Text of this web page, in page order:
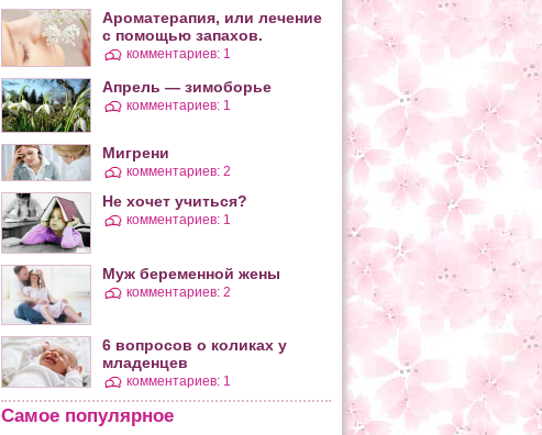
Ароматерапия, или лечение
с помощью запахов.
комментариев: 1
Апрель — зимоборье
комментариев: 1
Мигрени
комментариев: 2
Не хочет учиться?
комментариев: 1
Муж беременной жены
комментариев: 2
6 вопросов о коликах у
младенцев
комментариев: 1
Самое популярное